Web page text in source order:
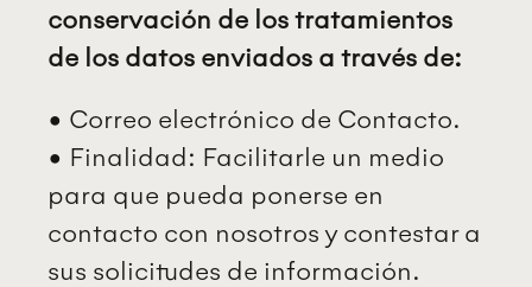
conservación de los tratamientos
de los datos enviados a través de:
• Correo electrónico de Contacto.
• Finalidad: Facilitarle un medio
para que pueda ponerse en
contacto con nosotros y contestar a
sus solicitudes de información.